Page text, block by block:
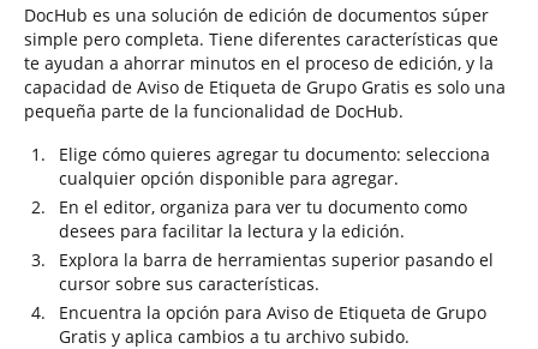
DocHub es una solución de edición de documentos súper
simple pero completa. Tiene diferentes características que
te ayudan a ahorrar minutos en el proceso de edición, y la
capacidad de Aviso de Etiqueta de Grupo Gratis es solo una
pequeña parte de la funcionalidad de DocHub.
Elige cómo quieres agregar tu documento: selecciona
cualquier opción disponible para agregar.
En el editor, organiza para ver tu documento como
desees para facilitar la lectura y la edición.
Explora la barra de herramientas superior pasando el
cursor sobre sus características.
Encuentra la opción para Aviso de Etiqueta de Grupo
Gratis y aplica cambios a tu archivo subido.